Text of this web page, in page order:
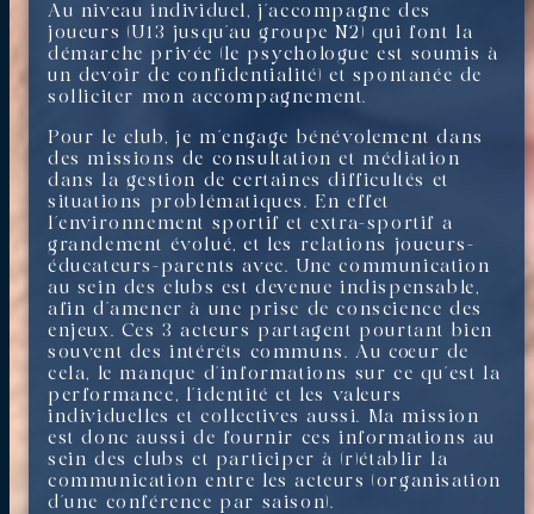
Au niveau individuel, j’accompagne des
joueurs (U13 jusqu’au groupe N2) qui font la
démarche privée (le psychologue est soumis à
un devoir de confidentialité) et spontanée de
solliciter mon accompagnement.
Pour le club, je m’engage bénévolement dans
des missions de consultation et médiation
dans la gestion de certaines difficultés et
situations problématiques. En effet
l’environnement sportif et extra-sportif a
grandement évolué, et les relations joueurs-
éducateurs-parents avec. Une communication
au sein des clubs est devenue indispensable,
afin d’amener à une prise de conscience des
enjeux. Ces 3 acteurs partagent pourtant bien
souvent des intérêts communs. Au cœur de
cela, le manque d’informations sur ce qu’est la
performance, l’identité et les valeurs
individuelles et collectives aussi. Ma mission
est donc aussi de fournir ces informations au
sein des clubs et participer à (r)établir la
communication entre les acteurs (organisation
d’une conférence par saison).